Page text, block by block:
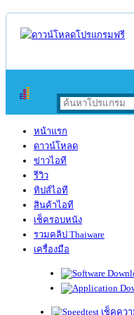
หน้าแรก
ดาวน์โหลด
ข่าวไอที
รีวิว
ทิปส์ไอที
สินค้าไอที
เช็ครอบหนัง
รวมคลิป Thaiware
เครื่องมือ
เช็คควา